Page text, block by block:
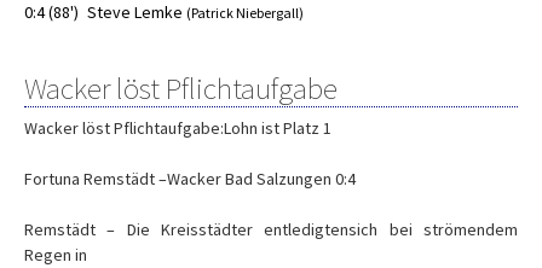
0:4 (88') Steve Lemke (Patrick Niebergall)
Wacker löst Pflichtaufgabe
Wacker löst Pflichtaufgabe:Lohn ist Platz 1
Fortuna Remstädt –Wacker Bad Salzungen 0:4
Remstädt – Die Kreisstädter entledigtensich bei strömendem
Regen in